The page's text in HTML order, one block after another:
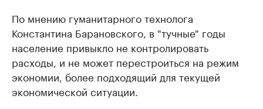
По мнению гуманитарного технолога
Константина Барановского, в "тучные" годы
население привыкло не контролировать
расходы, и не может перестроиться на режим
экономии, более подходящий для текущей
экономической ситуации.